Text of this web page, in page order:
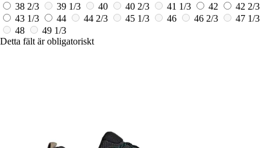
38 2/3
39 1/3 40 40 2/3 41 1/3 42
42 2/3
43 1/3
44 44 2/3 45 1/3 46 46 2/3
47 1/3
48
49 1/3
Detta fält är obligatoriskt